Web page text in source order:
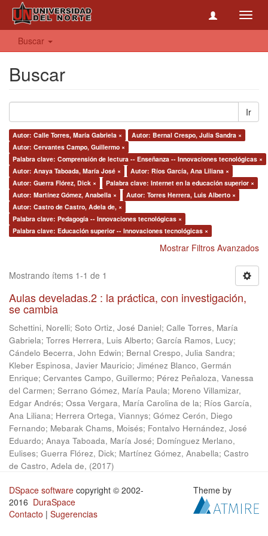
Buscar
Buscar
Ir
Autor: Calle Torres, María Gabriela ×
Autor: Bernal Crespo, Julia Sandra ×
Autor: Cervantes Campo, Guillermo ×
Palabra clave: Comprensión de lectura -- Enseñanza -- Innovaciones tecnológicas ×
Autor: Anaya Taboada, María José ×
Autor: Ríos García, Ana Liliana ×
Autor: Guerra Flórez, Dick ×
Palabra clave: Internet en la educación superior ×
Autor: Martínez Gómez, Anabella ×
Autor: Torres Herrera, Luis Alberto ×
Autor: Castro de Castro, Adela de, ×
Palabra clave: Pedagogía -- Innovaciones tecnológicas ×
Palabra clave: Educación superior -- Innovaciones tecnológicas ×
Mostrar Filtros Avanzados
Mostrando ítems 1-1 de 1
Aulas develadas.2 : la práctica, con investigación,
se cambia
Schettini, Norelli; Soto Ortiz, José Daniel; Calle Torres, María
Gabriela; Torres Herrera, Luis Alberto; García Ramos, Lucy;
Cándelo Becerra, John Edwin; Bernal Crespo, Julia Sandra;
Kleber Espinosa, Javier Mauricio; Jiménez Blanco, Germán
Enrique; Cervantes Campo, Guillermo; Pérez Peñaloza, Vanessa
del Carmen; Serrano Gómez, María Paula; Moreno Villamizar,
Edgar Andrés; Ossa Vergara, María Carolina de la; Ríos García,
Ana Liliana; Herrera Ortega, Viannys; Gómez Cerón, Diego
Fernando; Mebarak Chams, Moisés; Fontalvo Hernández, José
Eduardo; Anaya Taboada, María José; Domínguez Merlano,
Eulises; Guerra Flórez, Dick; Martínez Gómez, Anabella; Castro
de Castro, Adela de, (2017)
DSpace software copyright © 2002-
2016 DuraSpace
Contacto | Sugerencias
Theme by